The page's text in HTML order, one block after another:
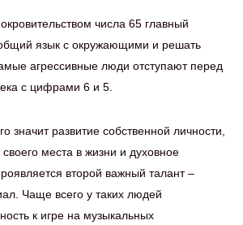
числа 65 главный
язык с окружающими и решать
агрессивные люди отступают перед
с цифрами 6 и 5.
значит развитие собственной личности,
места в жизни и духовное
второй важный талант –
Чаще всего у таких людей
к игре на музыкальных